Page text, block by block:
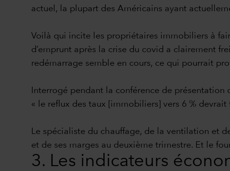
actuel, la plupart des Américains ayant
Voilà qui incite les propriétaires immobiliers à
d’emprunt après la crise du covid a clairement
redémarrage semble en cours, ce qui pourrait
Interrogé pendant la conférence de
« le reflux des taux [immobiliers] vers 6 % devrait
Le spécialiste du chauffage, de la ventilation et
et de ses marges au deuxième trimestre. Et le
3. Les indicateurs